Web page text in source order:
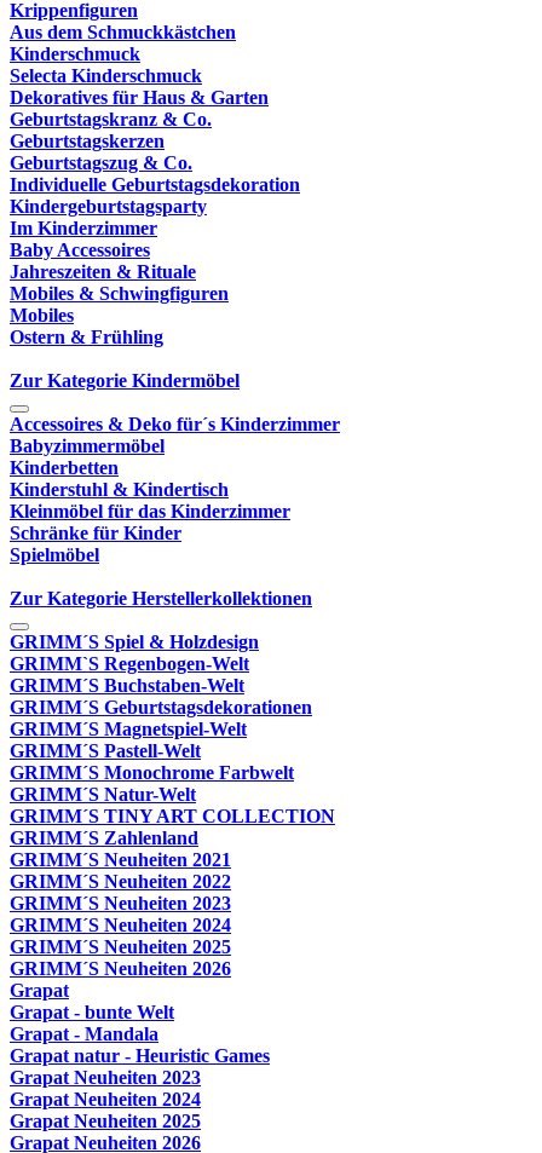
Krippenfiguren
Aus dem Schmuckkästchen
Kinderschmuck
Selecta Kinderschmuck
Dekoratives für Haus & Garten
Geburtstagskranz & Co.
Geburtstagskerzen
Geburtstagszug & Co.
Individuelle Geburtstagsdekoration
Kindergeburtstagsparty
Im Kinderzimmer
Baby Accessoires
Jahreszeiten & Rituale
Mobiles & Schwingfiguren
Mobiles
Ostern & Frühling
Zur Kategorie Kindermöbel
Accessoires & Deko für´s Kinderzimmer
Babyzimmermöbel
Kinderbetten
Kinderstuhl & Kindertisch
Kleinmöbel für das Kinderzimmer
Schränke für Kinder
Spielmöbel
Zur Kategorie Herstellerkollektionen
GRIMM´S Spiel & Holzdesign
GRIMM`S Regenbogen-Welt
GRIMM´S Buchstaben-Welt
GRIMM´S Geburtstagsdekorationen
GRIMM´S Magnetspiel-Welt
GRIMM´S Pastell-Welt
GRIMM´S Monochrome Farbwelt
GRIMM´S Natur-Welt
GRIMM´S TINY ART COLLECTION
GRIMM´S Zahlenland
GRIMM´S Neuheiten 2021
GRIMM´S Neuheiten 2022
GRIMM´S Neuheiten 2023
GRIMM´S Neuheiten 2024
GRIMM´S Neuheiten 2025
GRIMM´S Neuheiten 2026
Grapat
Grapat - bunte Welt
Grapat - Mandala
Grapat natur - Heuristic Games
Grapat Neuheiten 2023
Grapat Neuheiten 2024
Grapat Neuheiten 2025
Grapat Neuheiten 2026